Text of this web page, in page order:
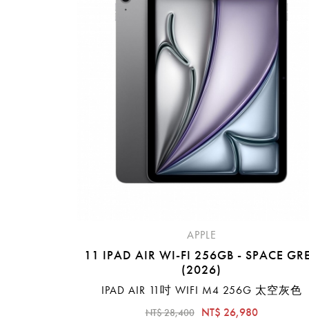
APPLE
11 IPAD AIR WI-FI 256GB - SPACE
(2026)
IPAD AIR 11吋 WIFI M4 256G 太空灰色
NT$ 28,400 NT$ 26,980